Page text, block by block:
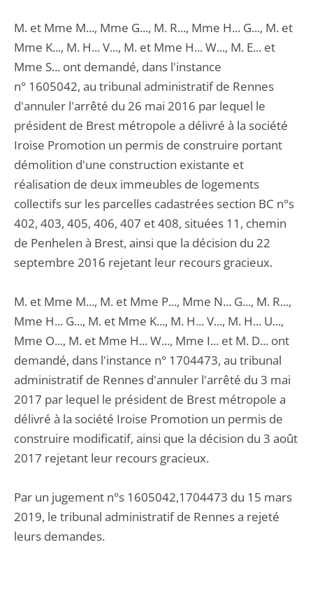
M. et Mme M..., Mme G..., M. R..., Mme H... G..., M. et
Mme K..., M. H... V..., M. et Mme H... W..., M. E... et
Mme S... ont demandé, dans l'instance
n° 1605042, au tribunal administratif de Rennes
d'annuler l'arrêté du 26 mai 2016 par lequel le
président de Brest métropole a délivré à la société
Iroise Promotion un permis de construire portant
démolition d'une construction existante et
réalisation de deux immeubles de logements
collectifs sur les parcelles cadastrées section BC n°s
402, 403, 405, 406, 407 et 408, situées 11, chemin
de Penhelen à Brest, ainsi que la décision du 22
septembre 2016 rejetant leur recours gracieux.
M. et Mme M..., M. et Mme P..., Mme N... G..., M. R...,
Mme H... G..., M. et Mme K..., M. H... V..., M. H... U...,
Mme O..., M. et Mme H... W..., Mme I... et M. D... ont
demandé, dans l'instance n° 1704473, au tribunal
administratif de Rennes d'annuler l'arrêté du 3 mai
2017 par lequel le président de Brest métropole a
délivré à la société Iroise Promotion un permis de
construire modificatif, ainsi que la décision du 3 août
2017 rejetant leur recours gracieux.
Par un jugement n°s 1605042,1704473 du 15 mars
2019, le tribunal administratif de Rennes a rejeté
leurs demandes.